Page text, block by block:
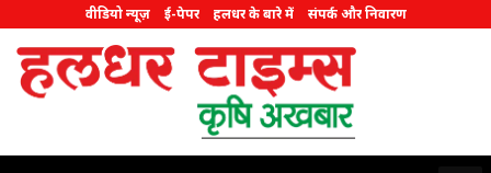
वीडियो न्यूज़ ई-पेपर हलधर के बारे में संपर्क और निवारण